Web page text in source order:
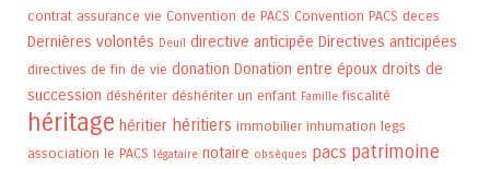
contrat assurance vie Convention de PACS Convention PACS deces
Dernières volontés Deuil directive anticipée Directives anticipées
directives de fin de vie donation Donation entre époux droits de
succession déshériter déshériter un enfant Famille fiscalité
héritage héritier héritiers immobilier inhumation legs
association le PACS légataire notaire obsèques pacs patrimoine